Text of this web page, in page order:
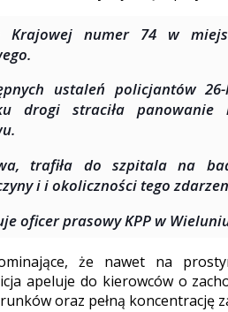
numer 74 w
ustaleń policjantów
drogi straciła panowanie
trafiła do szpitala na
i i okoliczności tego
oficer prasowy KPP w
że nawet na
apeluje do kierowców o
oraz pełną koncentrację